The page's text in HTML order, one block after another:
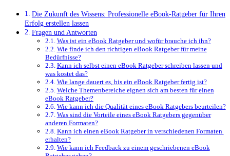
Die‍ Zukunft des ‍Wissens:⁤ Professionelle ‍eBook-Ratgeber für ‍Ihren
Erfolg erstellen lassen
Fragen und ⁤Antworten
Was ist ein eBook Ratgeber und wofür brauche⁤ ich ihn?
Wie finde ich den⁣ richtigen⁣ eBook Ratgeber für meine⁤
Bedürfnisse?
Kann ich selbst einen eBook Ratgeber ⁢schreiben lassen und
was kostet⁤ das?
Wie lange dauert es, bis ein eBook Ratgeber fertig‍ ist?
Welche Themenbereiche eignen‌ sich am‍ besten⁤ für einen
eBook Ratgeber?
Wie kann ich die⁣ Qualität eines eBook Ratgebers beurteilen?
Was sind die Vorteile eines eBook Ratgebers gegenüber
anderen Formaten?
Kann ich einen eBook Ratgeber⁢ in verschiedenen Formaten ​
erhalten?
Wie kann⁣ ich Feedback zu einem ⁣geschriebenen​ eBook